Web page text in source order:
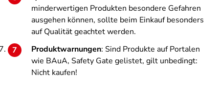
minderwertigen Produkten besondere Gefahren
ausgehen können, sollte beim Einkauf besonders
auf Qualität geachtet werden.
Produktwarnungen: Sind Produkte auf Portalen
wie BAuA, Safety Gate gelistet, gilt unbedingt:
Nicht kaufen!